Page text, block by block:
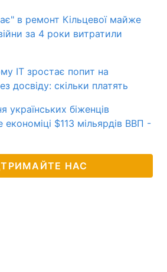
в ремонт Кільцевої майже
за 4 роки витратили
ІТ зростає попит на
досвіду: скільки платять
українських біженців
$113 мільярдів ВВП -
НАС